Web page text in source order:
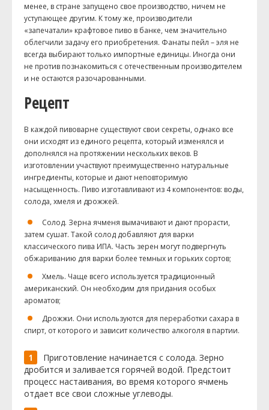
менее, в стране запущено свое производство, ничем не
уступающее другим. К тому же, производители
«запечатали» крафтовое пиво в банке, чем значительно
облегчили задачу его приобретения. Фанаты пейл – эля не
всегда выбирают только импортные единицы. Иногда они
не против познакомиться с отечественным производителем
и не остаются разочарованными.
Рецепт
В каждой пивоварне существуют свои секреты, однако все
они исходят из единого рецепта, который изменялся и
дополнялся на протяжении нескольких веков. В
изготовлении участвуют преимущественно натуральные
ингредиенты, которые и дают неповторимую
насыщенность. Пиво изготавливают из 4 компонентов: воды,
солода, хмеля и дрожжей.
Солод. Зерна ячменя вымачивают и дают прорасти,
затем сушат. Такой солод добавляют для варки
классического пива ИПА. Часть зерен могут подвергнуть
обжариванию для варки более темных и горьких сортов;
Хмель. Чаще всего используется традиционный
американский. Он необходим для придания особых
ароматов;
Дрожжи. Они используются для переработки сахара в
спирт, от которого и зависит количество алкоголя в партии.
Приготовление начинается с солода. Зерно
дробится и заливается горячей водой. Предстоит
процесс настаивания, во время которого ячмень
отдает все свои сложные углеводы.